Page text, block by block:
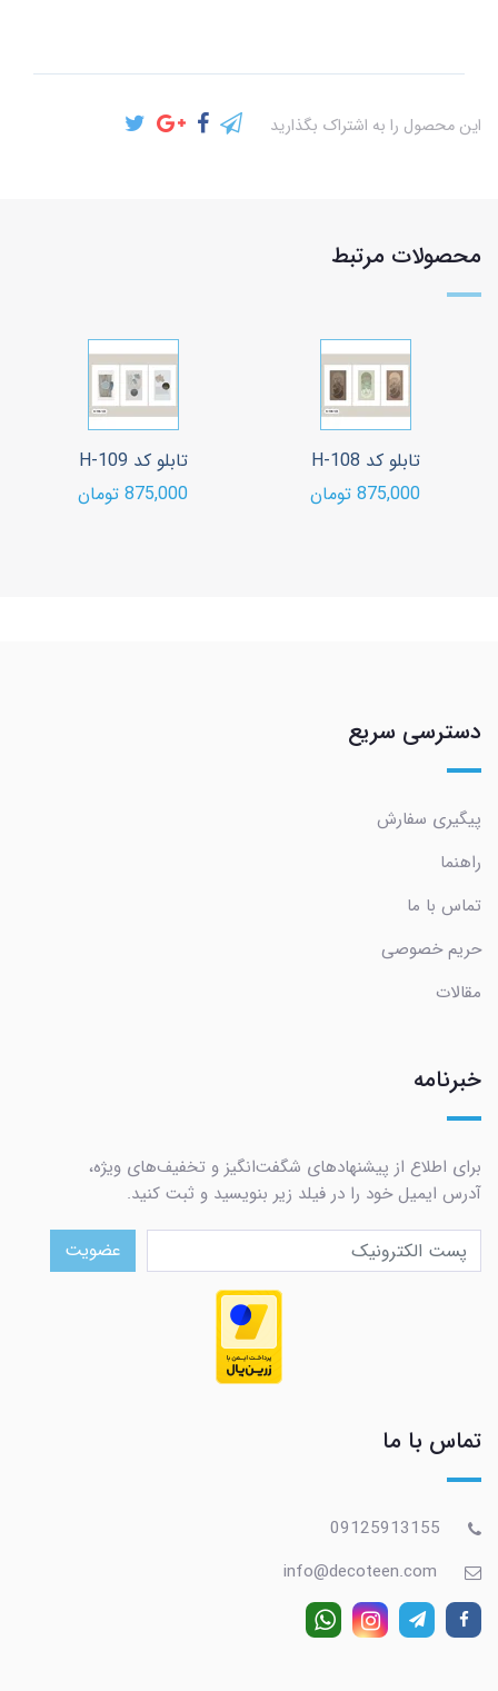
این محصول را به اشتراک بگذارید
محصولات مرتبط
تابلو کد H-108
875,000 تومان
تابلو کد H-109
875,000 تومان
دسترسی سریع
پیگیری سفارش
راهنما
تماس با ما
حریم خصوصی
مقالات
خبرنامه
برای اطلاع از پیشنهادهای شگفت‌انگیز و تخفیف‌های ویژه،
آدرس ایمیل خود را در فیلد زیر بنویسید و ثبت کنید.
عضویت
تماس با ما